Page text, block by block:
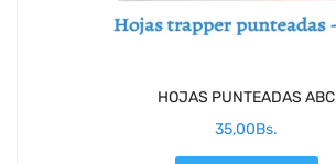
HOJAS PUNTEADAS ABC
35,00Bs.